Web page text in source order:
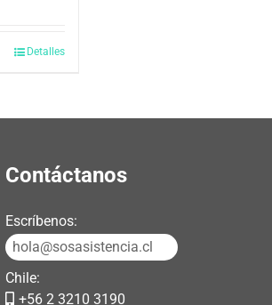
Detalles
Contáctanos
Escríbenos:
hola@sosasistencia.cl
Chile:
+56 2 3210 3190